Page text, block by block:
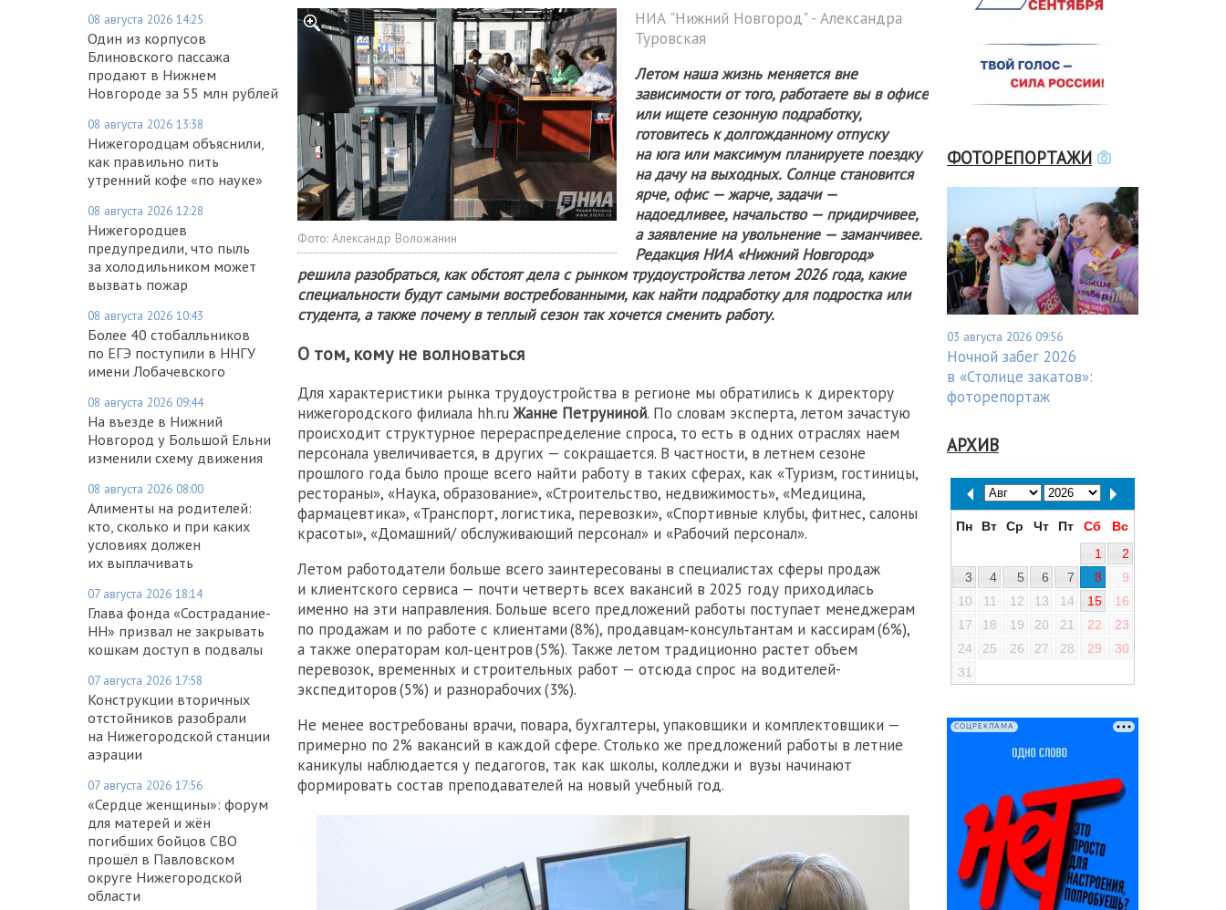
08 августа 2026 14:25
Один из корпусов
Блиновского пассажа
продают в Нижнем
Новгороде за 55 млн рублей
08 августа 2026 13:38
Нижегородцам объяснили,
как правильно пить
утренний кофе «по науке»
08 августа 2026 12:28
Нижегородцев
предупредили, что пыль
за холодильником может
вызвать пожар
08 августа 2026 10:43
Более 40 стобалльников
по ЕГЭ поступили в ННГУ
имени Лобачевского
08 августа 2026 09:44
На въезде в Нижний
Новгород у Большой Ельни
изменили схему движения
08 августа 2026 08:00
Алименты на родителей:
кто, сколько и при каких
условиях должен
их выплачивать
07 августа 2026 18:14
Глава фонда «Сострадание-
НН» призвал не закрывать
кошкам доступ в подвалы
07 августа 2026 17:58
Конструкции вторичных
отстойников разобрали
на Нижегородской станции
аэрации
07 августа 2026 17:56
«Сердце женщины»: форум
для матерей и жён
погибших бойцов СВО
прошёл в Павловском
округе Нижегородской
области
Фото: Александр Воложанин
НИА "Нижний Новгород" - Александра
Туровская
Летом наша жизнь меняется вне
зависимости от того, работаете вы в офисе
или ищете сезонную подработку,
готовитесь к долгожданному отпуску
на юга или максимум планируете поездку
на дачу на выходных. Солнце становится
ярче, офис — жарче, задачи —
надоедливее, начальство — придирчивее,
а заявление на увольнение — заманчивее.
Редакция НИА «Нижний Новгород»
решила разобраться, как обстоят дела с рынком трудоустройства летом 2026 года, какие
специальности будут самыми востребованными, как найти подработку для подростка или
студента, а также почему в теплый сезон так хочется сменить работу.
О том, кому не волноваться
Для характеристики рынка трудоустройства в регионе мы обратились к директору
нижегородского филиала hh.ruЖанне Петруниной. По словам эксперта, летом зачастую
происходит структурное перераспределение спроса, то есть в одних отраслях наем
персонала увеличивается, в других — сокращается. В частности, в летнем сезоне
прошлого года было проще всего найти работу в таких сферах, как «Туризм, гостиницы,
рестораны», «Наука, образование», «Строительство, недвижимость», «Медицина,
фармацевтика», «Транспорт, логистика, перевозки», «Спортивные клубы, фитнес, салоны
красоты», «Домашний/ обслуживающий персонал» и «Рабочий персонал».
Летом работодатели больше всего заинтересованы в специалистах сферы продаж
и клиентского сервиса — почти четверть всех вакансий в 2025 году приходилась
именно на эти направления. Больше всего предложений работы поступает менеджерам
по продажам и по работе с клиентами (8%), продавцам‑консультантам и кассирам (6%),
а также операторам кол‑центров (5%). Также летом традиционно растет объем
перевозок, временных и строительных работ — отсюда спрос на водителей-
экспедиторов (5%) и разнорабочих (3%).
Не менее востребованы врачи, повара, бухгалтеры, упаковщики и комплектовщики —
примерно по 2% вакансий в каждой сфере. Столько же предложений работы в летние
каникулы наблюдается у педагогов, так как школы, колледжи и вузы начинают
формировать состав преподавателей на новый учебный год.
ФОТОРЕПОРТАЖИ
03 августа 2026 09:56
Ночной забег 2026
в «Столице закатов»:
фоторепортаж
АРХИВ
Пн Вт Ср Чт Пт Сб
Вс
1
2
3
4 5 6 7 8
9
10
11 12 13 14 15
16
17
18 19 20 21 22
23
24
25 26 27 28 29
30
31
СОЦРЕКЛАМА